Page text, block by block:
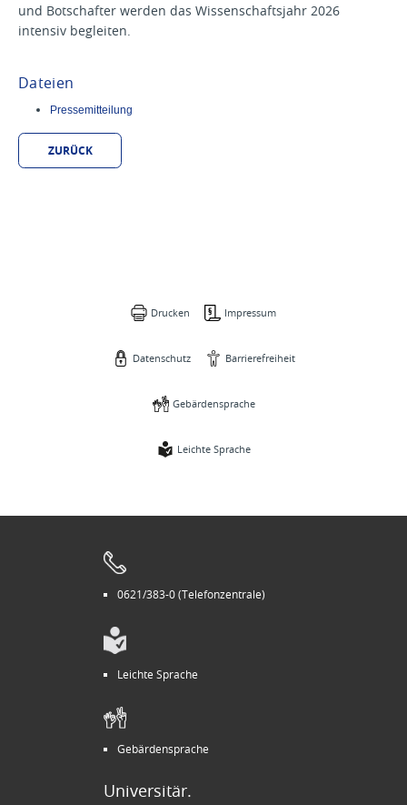
und Botschafter werden das Wissenschaftsjahr 2026
intensiv begleiten.
Dateien
Pressemitteilung
ZURÜCK
Drucken Impressum
Datenschutz Barrierefreiheit
Gebärdensprache
Leichte Sprache
0621/383-0 (Telefonzentrale)
Leichte Sprache
Gebärdensprache
Universitär.